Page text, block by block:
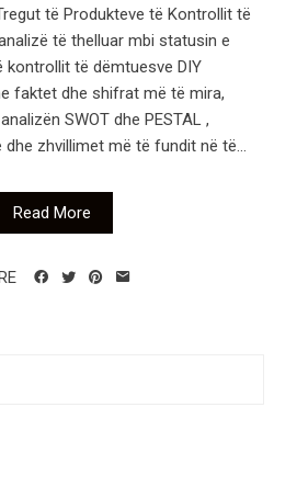
të Produkteve të Kontrollit të
të thelluar mbi statusin e
të dëmtuesve DIY
faktet dhe shifrat më të mira,
SWOT dhe PESTAL ,
zhvillimet më të fundit në të...
Read More